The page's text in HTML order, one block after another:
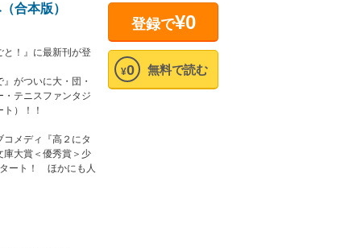
登録で¥0
無料で読む
¥0
合本版）
！』に最新刊が登
がついに大・団・
テニスファンタジ
）！！
メディ『高２にタ
庫大賞＜優秀賞＞少
ート！ ほかにも人